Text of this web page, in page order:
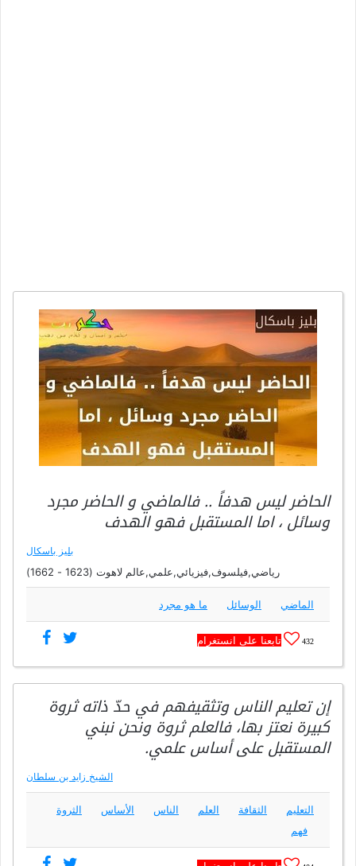
الحاضر ليس هدفاً .. فالماضي و الحاضر مجرد
وسائل ، اما المستقبل فهو الهدف
بليز باسكال
رياضي,فيلسوف,فيزيائي,علمي,عالم لاهوت (1623 - 1662)
الماضي الوسائل ما هو مجرد
432 تابعنا على انستغرام
إن تعليم الناس وتثقيفهم في حدّ ذاته ثروة
كبيرة نعتز بها، فالعلم ثروة ونحن نبني
المستقبل على أساس علمي.
الشيخ زايد بن سلطان
التعليم الثقافة العلم الناس الأساس
الثروة
فهم